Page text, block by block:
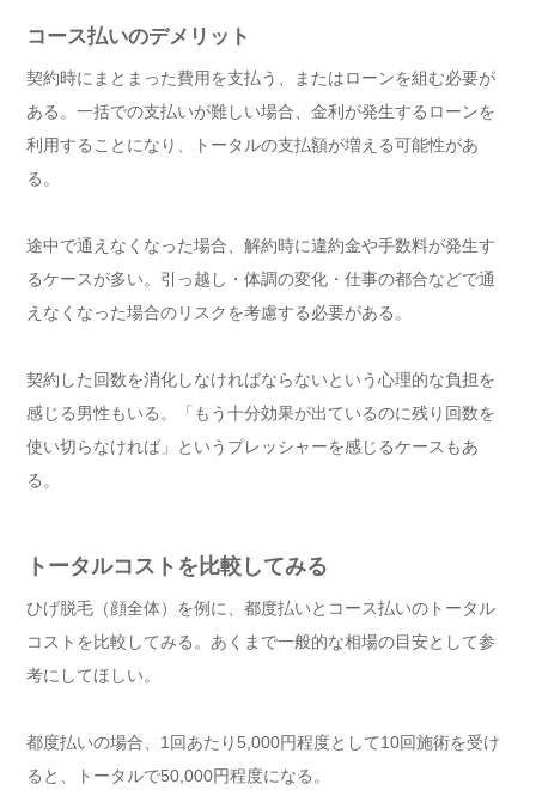
コース払いのデメリット
契約時にまとまった費用を支払う、またはローンを組む必要が
ある。一括での支払いが難しい場合、金利が発生するローンを
利用することになり、トータルの支払額が増える可能性があ
る。
途中で通えなくなった場合、解約時に違約金や手数料が発生す
るケースが多い。引っ越し・体調の変化・仕事の都合などで通
えなくなった場合のリスクを考慮する必要がある。
契約した回数を消化しなければならないという心理的な負担を
感じる男性もいる。「もう十分効果が出ているのに残り回数を
使い切らなければ」というプレッシャーを感じるケースもあ
る。
トータルコストを比較してみる
ひげ脱毛（顔全体）を例に、都度払いとコース払いのトータル
コストを比較してみる。あくまで一般的な相場の目安として参
考にしてほしい。
都度払いの場合、1回あたり5,000円程度として10回施術を受け
ると、トータルで50,000円程度になる。